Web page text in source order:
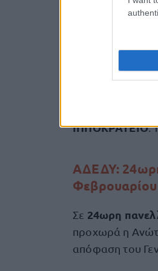
ΑΓΙΑ ΟΛΓΑ:
: Πέμπτη
ΕΡΥΘΡΟΣ
: Τετάρτη
ΙΠΠΟΚΡΑΤΕΙΟ:
ΑΔΕΔΥ:
Φεβρουαρίου
Σε 24ωρη
προχωρά η
απόφαση του